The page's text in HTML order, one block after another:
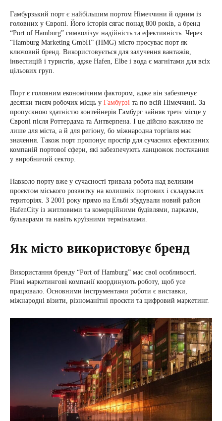
Гамбурзький порт є найбільшим портом Німеччини й одним із
головних у Європі. Його історія сягає понад 800 років, а бренд
“Port of Hamburg” символізує надійність та ефективність. Через
“Hamburg Marketing GmbH” (HMG) місто просуває порт як
ключовий бренд. Використовується для залучення вантажів,
інвестицій і туристів, адже Hafen, Elbe і вода є магнітами для всіх
цільових груп.
Порт є головним економічним фактором, адже він забезпечує
десятки тисяч робочих місць у Гамбурзі та по всій Німеччині. За
пропускною здатністю контейнерів Гамбург зайняв третє місце у
Європі після Роттердама та Антверпена. І це дійсно важливо не
лише для міста, а й для регіону, бо міжнародна торгівля має
значення. Також порт пропонує простір для сучасних ефективних
компаній портової сфери, які забезпечують ланцюжок постачання
у виробничий сектор.
Навколо порту вже у сучасності тривала робота над великим
проєктом міського розвитку на колишніх портових і складських
територіях. З 2001 року прямо на Ельбі збудували новий район
HafenCity із житловими та комерційними будівлями, парками,
бульварами та навіть круїзними терміналами.
Як місто використовує бренд
Використання бренду “Port of Hamburg” має свої особливості.
Різні маркетингові компанії координують роботу, щоб усе
працювало. Основними інструментами роботи є виставки,
міжнародні візити, різноманітні проєкти та цифровий маркетинг.